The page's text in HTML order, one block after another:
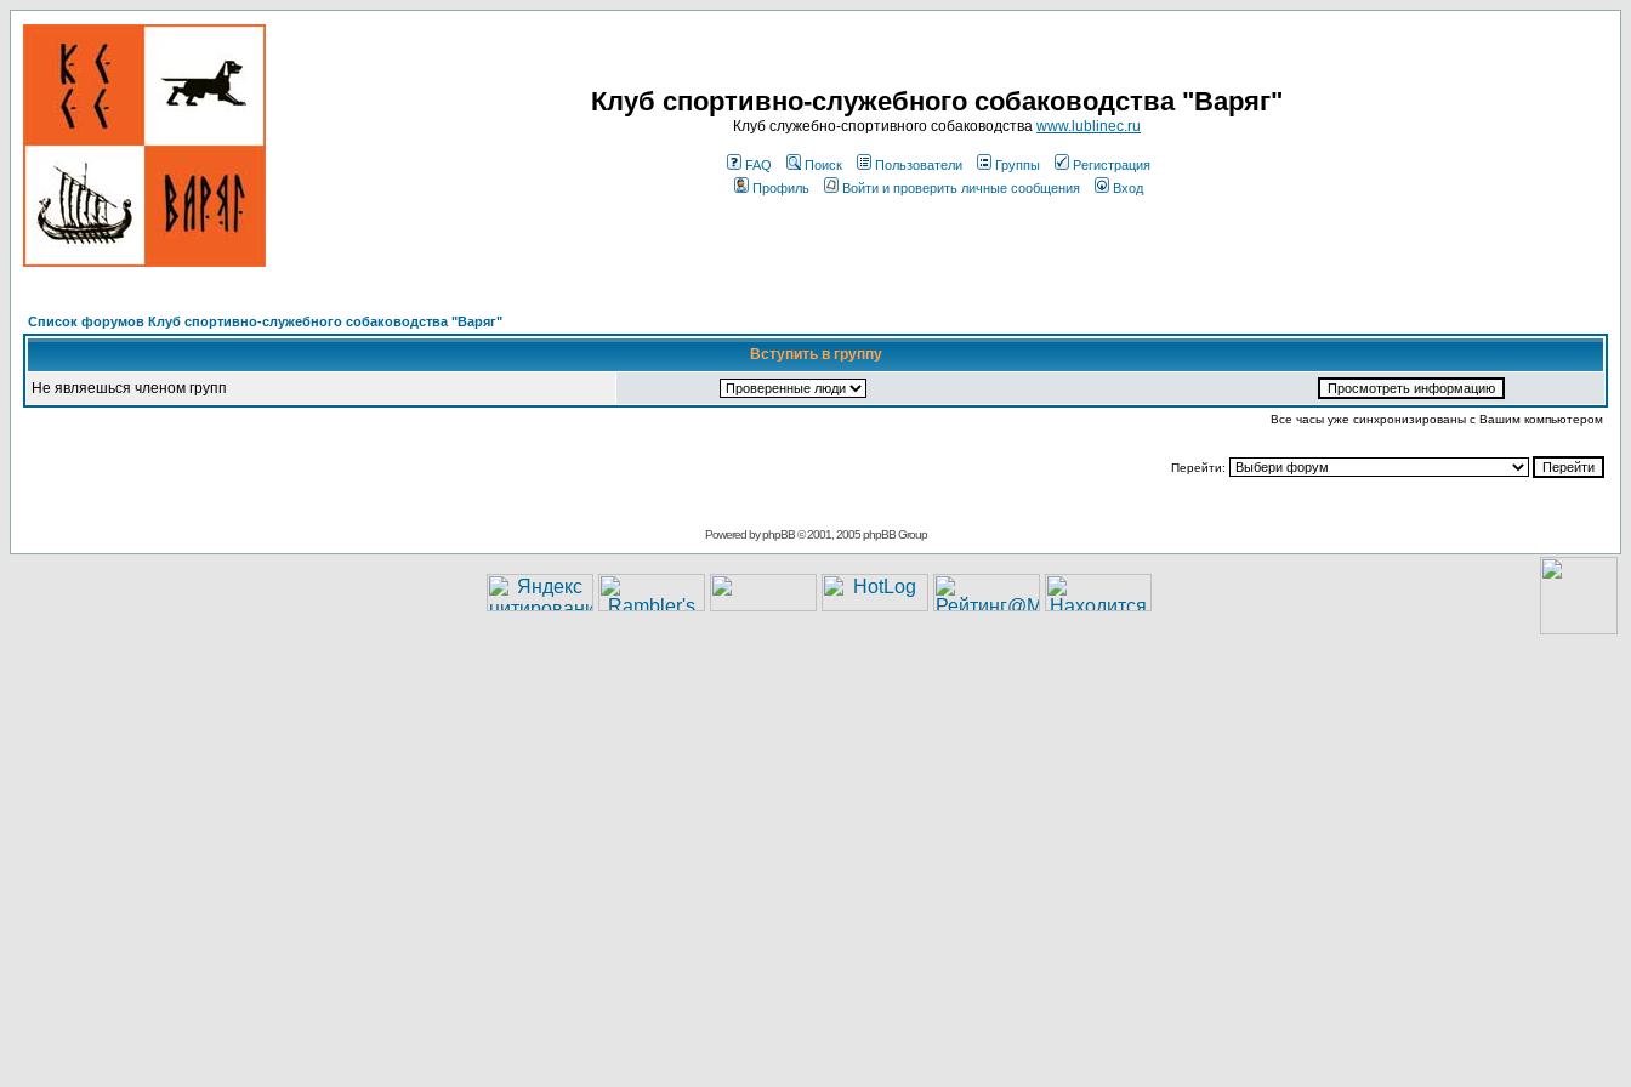
Клуб спортивно-служебного собаководства "Варяг"
Клуб служебно-спортивного собаководства www.lublinec.ru
FAQ Поиск Пользователи Группы
Регистрация
Профиль
Войти и проверить личные сообщения Вход
Список форумов Клуб спортивно-служебного собаководства "Варяг"
Вступить в группу
Не являешься членом групп
Все часы уже синхронизированы с Вашим компьютером
Перейти:
Powered byphpBB© 2001, 2005 phpBB Group